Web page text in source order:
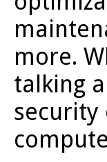
more.
talking
security